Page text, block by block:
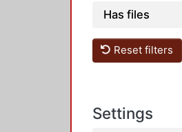
Has files
Reset filters
Settings